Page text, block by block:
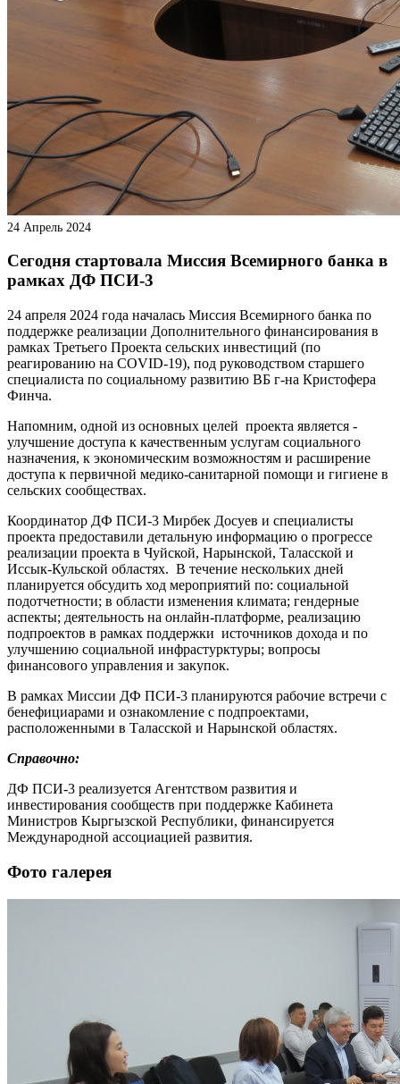
24 Апрель 2024
Сегодня стартовала Миссия Всемирного банка в
рамках ДФ ПСИ-3
24 апреля 2024 года началась Миссия Всемирного банка по
поддержке реализации Дополнительного финансирования в
рамках Третьего Проекта сельских инвеcтиций (по
реагированию на COVID-19), под руководством старшего
специалиста по социальному развитию ВБ г-на Кристофера
Финча.
Напомним, одной из основных целей проекта является -
улучшение доступа к качественным услугам социального
назначения, к экономическим возможностям и расширение
доступа к первичной медико-санитарной помощи и гигиене в
сельских сообществах.
Координатор ДФ ПСИ-3 Мирбек Досуев и специалисты
проекта предоставили детальную информацию о прогрессе
реализации проекта в Чуйской, Нарынской, Таласской и
Иссык-Кульской областях. В течение нескольких дней
планируется обсудить ход мероприятий по: социальной
подотчетности; в области изменения климата; гендерные
аспекты; деятельность на онлайн-платформе, реализацию
подпроектов в рамках поддержки источников дохода и по
улучшению социальной инфрастурктуры; вопросы
финансового управления и закупок.
В рамках Миссии ДФ ПСИ-3 планируются рабочие встречи с
бенефициарами и ознакомление с подпроектами,
расположенными в Таласской и Нарынской областях.
Справочно:
ДФ ПСИ-3 реализуется Агентством развития и
инвестирования сообществ при поддержке Кабинета
Министров Кыргызской Республики, финансируется
Международной ассоциацией развития.
Фото галерея